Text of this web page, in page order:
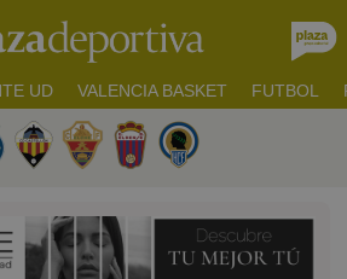
UD VALENCIA BASKET FUTBOL